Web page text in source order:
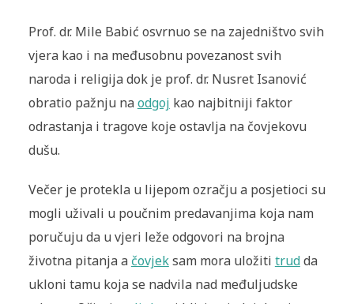
Prof. dr. Mile Babić osvrnuo se na zajedništvo svih
vjera kao i na međusobnu povezanost svih
naroda i religija dok je prof. dr. Nusret Isanović
obratio pažnju naodgoj kao najbitniji faktor
odrastanja i tragove koje ostavlja na čovjekovu
dušu.
Večer je protekla u lijepom ozračju a posjetioci su
mogli uživali u poučnim predavanjima koja nam
poručuju da u vjeri leže odgovori na brojna
životna pitanja a čovjeksam mora uložiti trudda
ukloni tamu koja se nadvila nad međuljudske